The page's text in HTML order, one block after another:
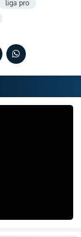
liga pro